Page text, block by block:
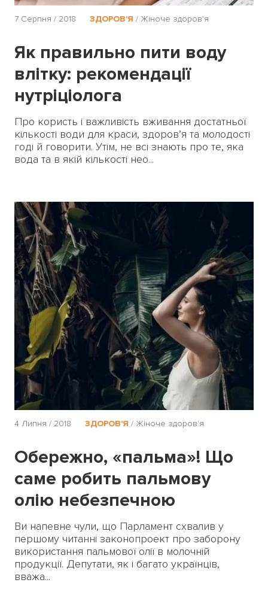
7 Серпня / 2018 ЗДОРОВ'Я / Жіноче здоров'я
Як правильно пити воду
влітку: рекомендації
нутріціолога
Про користь і важливість вживання достатньої
кількості води для краси, здоров’я та молодості
годі й говорити. Утім, не всі знають про те, яка
вода та в якій кількості нео...
4 Липня / 2018 ЗДОРОВ'Я / Жіноче здоров'я
Обережно, «пальма»! Що
саме робить пальмову
олію небезпечною
Ви напевне чули, що Парламент схвалив у
першому читанні законопроект про заборону
використання пальмової олії в молочній
продукції. Депутати, як і багато українців,
вважа...